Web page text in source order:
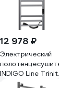
12 978 ₽
Электрический
INDIGO Line
(electro) 70/30